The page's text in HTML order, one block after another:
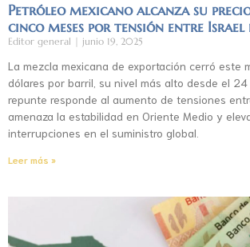
Petróleo mexicano alcanza su
cinco meses por tensión entre Israel
Editor general junio 19, 2025
La mezcla mexicana de exportación cerró este
dólares por barril, su nivel más alto desde el 24
repunte responde al aumento de tensiones
amenaza la estabilidad en Oriente Medio y
interrupciones en el suministro global.
Leer más »